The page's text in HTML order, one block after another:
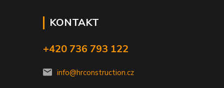
KONTAKT
+420 736 793 122
info@hrconstruction.cz